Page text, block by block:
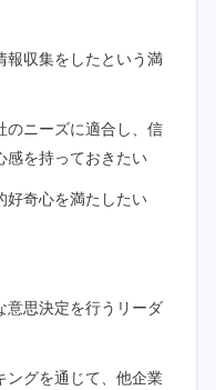
報収集をしたという満
のニーズに適合し、信
感を持っておきたい
好奇心を満たしたい
意思決定を行うリーダ
ングを通じて、他企業